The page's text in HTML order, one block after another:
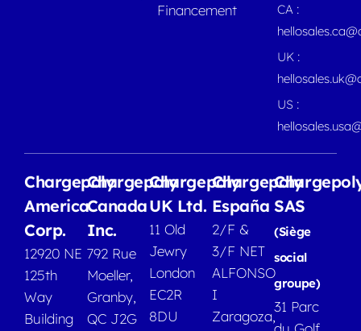
Financement
CA :
UK :
US :
Chargepoly
America
Corp.
12920 NE
125th
Way
Building
Chargepoly
Canada
Inc.
792 Rue
Moeller,
Granby,
QC J2G
Chargepoly
UK Ltd.
11 Old
Jewry
London
EC2R
8DU
Chargepoly
España
2/F &
3/F NET
ALFONSO
I
Zaragoza,
SAS
(Siège
social
groupe)
31 Parc